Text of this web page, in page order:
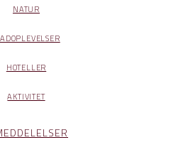
NATUR
HOTELLER
AKTIVITET